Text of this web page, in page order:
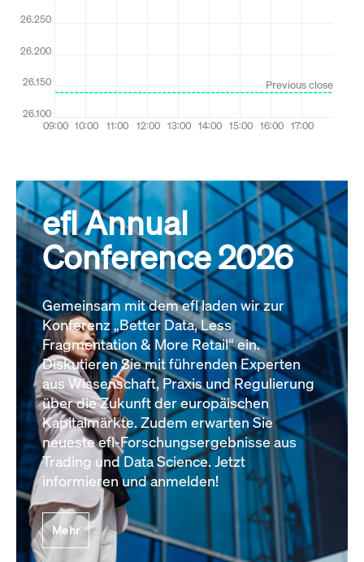
efl Annual
Conference 2026
Gemeinsam mit dem efl laden wir zur
Konferenz „Better Data, Less
Fragmentation & More Retail“ ein.
Diskutieren Sie mit führenden Experten
aus Wissenschaft, Praxis und Regulierung
über die Zukunft der europäischen
Kapitalmärkte. Zudem erwarten Sie
neueste efl-Forschungsergebnisse aus
Trading und Data Science. Jetzt
informieren und anmelden!
Mehr